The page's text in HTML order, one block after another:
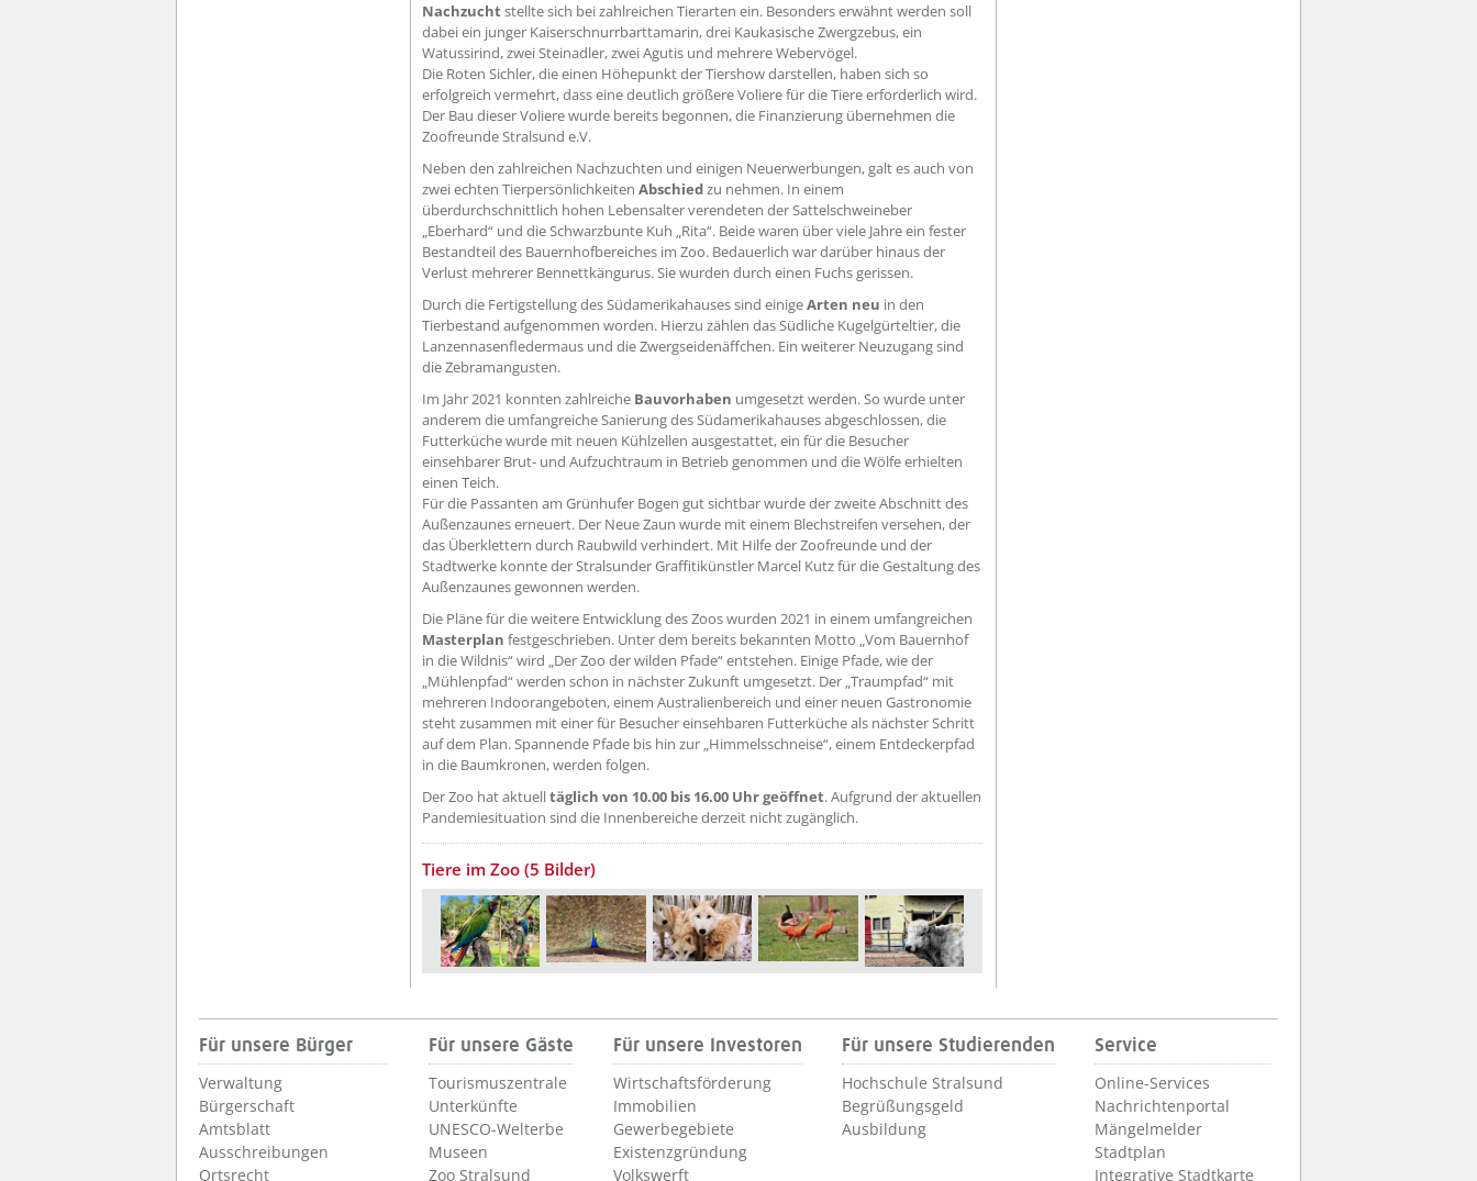
Nachzuchtstellte sich bei zahlreichen Tierarten ein. Besonders erwähnt werden soll
dabei ein junger Kaiserschnurrbarttamarin, drei Kaukasische Zwergzebus, ein
Watussirind, zwei Steinadler, zwei Agutis und mehrere Webervögel.
Die Roten Sichler, die einen Höhepunkt der Tiershow darstellen, haben sich so
erfolgreich vermehrt, dass eine deutlich größere Voliere für die Tiere erforderlich wird.
Der Bau dieser Voliere wurde bereits begonnen, die Finanzierung übernehmen die
Zoofreunde Stralsund e.V.
Neben den zahlreichen Nachzuchten und einigen Neuerwerbungen, galt es auch von
zwei echten Tierpersönlichkeiten Abschiedzu nehmen. In einem
überdurchschnittlich hohen Lebensalter verendeten der Sattelschweineber
„Eberhard“ und die Schwarzbunte Kuh „Rita“. Beide waren über viele Jahre ein fester
Bestandteil des Bauernhofbereiches im Zoo. Bedauerlich war darüber hinaus der
Verlust mehrerer Bennettkängurus. Sie wurden durch einen Fuchs gerissen.
Durch die Fertigstellung des Südamerikahauses sind einigeArten neu in den
Tierbestand aufgenommen worden. Hierzu zählen das Südliche Kugelgürteltier, die
Lanzennasenfledermaus und die Zwergseidenäffchen. Ein weiterer Neuzugang sind
die Zebramangusten.
Im Jahr 2021 konnten zahlreiche Bauvorhaben umgesetzt werden. So wurde unter
anderem die umfangreiche Sanierung des Südamerikahauses abgeschlossen, die
Futterküche wurde mit neuen Kühlzellen ausgestattet, ein für die Besucher
einsehbarer Brut- und Aufzuchtraum in Betrieb genommen und die Wölfe erhielten
einen Teich.
Für die Passanten am Grünhufer Bogen gut sichtbar wurde der zweite Abschnitt des
Außenzaunes erneuert. Der Neue Zaun wurde mit einem Blechstreifen versehen, der
das Überklettern durch Raubwild verhindert. Mit Hilfe der Zoofreunde und der
Stadtwerke konnte der Stralsunder Graffitikünstler Marcel Kutz für die Gestaltung des
Außenzaunes gewonnen werden.
Die Pläne für die weitere Entwicklung des Zoos wurden 2021 in einem umfangreichen
Masterplan festgeschrieben. Unter dem bereits bekannten Motto „Vom Bauernhof
in die Wildnis“ wird „Der Zoo der wilden Pfade“ entstehen. Einige Pfade, wie der
„Mühlenpfad“ werden schon in nächster Zukunft umgesetzt. Der „Traumpfad“ mit
mehreren Indoorangeboten, einem Australienbereich und einer neuen Gastronomie
steht zusammen mit einer für Besucher einsehbaren Futterküche als nächster Schritt
auf dem Plan. Spannende Pfade bis hin zur „Himmelsschneise“, einem Entdeckerpfad
in die Baumkronen, werden folgen.
Der Zoo hat aktuelltäglich von 10.00 bis 16.00 Uhr geöffnet. Aufgrund der aktuellen
Pandemiesituation sind die Innenbereiche derzeit nicht zugänglich.
Tiere im Zoo (5 Bilder)
Für unsere Bürger
Verwaltung
Bürgerschaft
Amtsblatt
Ausschreibungen
Ortsrecht
Für unsere Gäste
Tourismuszentrale
Unterkünfte
UNESCO-Welterbe
Museen
Zoo Stralsund
Für unsere Investoren
Wirtschaftsförderung
Immobilien
Gewerbegebiete
Existenzgründung
Volkswerft
Für unsere Studierenden
Hochschule Stralsund
Begrüßungsgeld
Ausbildung
Service
Online-Services
Nachrichtenportal
Mängelmelder
Stadtplan
Integrative Stadtkarte